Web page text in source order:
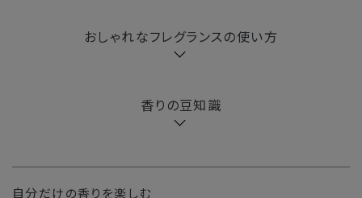
おしゃれなフレグランスの使い方
香りの豆知識
自分だけの香りを楽しむ